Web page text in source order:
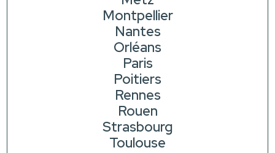
Montpellier
Nantes
Orléans
Paris
Poitiers
Rennes
Rouen
Strasbourg
Toulouse